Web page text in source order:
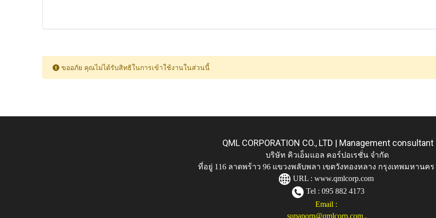
ขออภัย คุณไม่ได้รับสิทธิในการเข้าใช้งานในส่วนนี้
QML CORPORATION CO., LTD | Management consultant
บริษัท คิวเอ็มแอล คอร์ปอเรชั่น จำกัด
ที่อยู่ 116 ลาดพร้าว 96 แขวงพลับพลา เขตวังทองหลาง กรุงเทพมหานคร
URL : www.qmlcorp.com
Tel : 095 882 4173
Email :
supaporn@qmlcorp.com ,